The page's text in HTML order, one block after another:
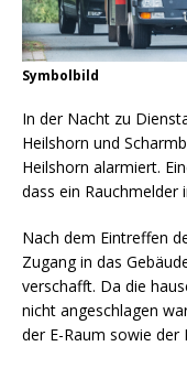
Symbolbild
In der Nacht zu
Heilshorn und
Heilshorn alarmiert.
dass ein Rauchmelder
Nach dem Eintreffen
Zugang in das
verschafft. Da die
nicht angeschlagen
der E-Raum sowie der